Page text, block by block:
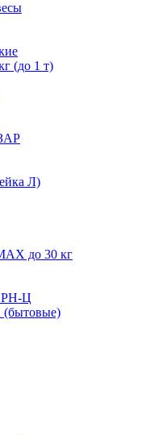
(до 1 т)
Л)
до 30 кг
Ц